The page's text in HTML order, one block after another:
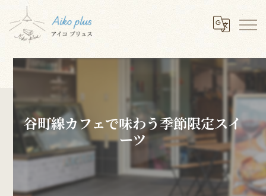
谷町線カフェで味わう季節限定スイ
ーツ